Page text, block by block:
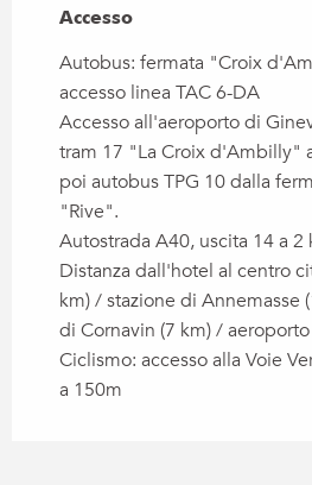
Accesso
Accesso
Autobus: fermata "Croix
accesso linea TAC 6-DA
Accesso all'aeroporto di
tram 17 "La Croix d'Ambilly"
poi autobus TPG 10 dalla
"Rive".
Autostrada A40, uscita 14 a 2
Distanza dall'hotel al centro
km) / stazione di Annemasse
di Cornavin (7 km) /
Ciclismo: accesso alla Voie
a 150m